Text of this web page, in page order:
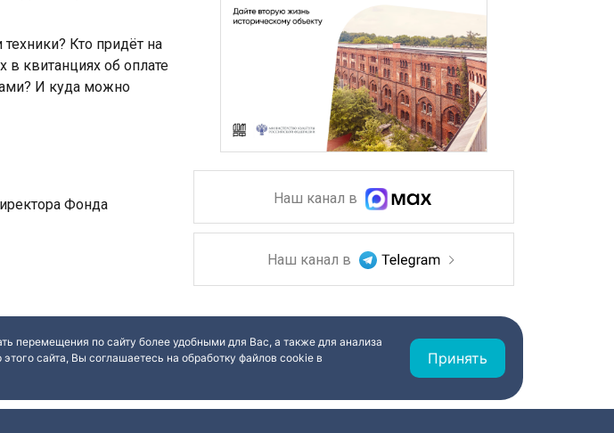
Кто придёт на
квитанциях об оплате
И куда можно
Фонда
Наш канал в
Наш канал в
перемещения по сайту более удобными для Вас, а также для анализа
сайта, Вы соглашаетесь на обработку файлов cookie в
Принять